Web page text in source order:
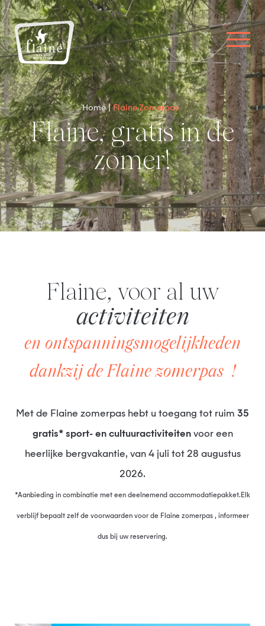
Home Flaine Zomerpas
Flaine, gratis in de
zomer!
Flaine, voor al uw
activiteiten
en ontspanningsmogelijkheden
dankzij de Flaine zomerpas !
Met de Flaine zomerpas hebt u toegang tot ruim 35
gratis* sport- en cultuuractiviteitenvoor een
heerlijke bergvakantie, van 4 juli tot 28 augustus
2026.
*Aanbieding in combinatie met een deelnemend accommodatiepakket.Elk
verblijf bepaalt zelf de voorwaarden voor de Flaine zomerpas , informeer
dus bij uw reservering.